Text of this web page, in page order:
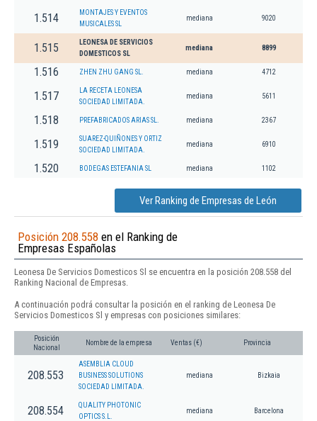
1.514
MONTAJES Y EVENTOS
MUSICALES SL
mediana 9020
1.515
LEONESA DE SERVICIOS
DOMESTICOS SL
mediana 8899
1.516 ZHEN ZHU GANG SL. mediana 4712
1.517
LA RECETA LEONESA
SOCIEDAD LIMITADA.
mediana 5611
1.518 PREFABRICADOS ARIAS SL. mediana 2367
1.519
SUAREZ-QUIÑONES Y ORTIZ
SOCIEDAD LIMITADA.
mediana 6910
1.520 BODEGAS ESTEFANIA SL mediana 1102
Ver Ranking de Empresas de León
Posición 208.558 en el Ranking de
Empresas Españolas
Leonesa De Servicios Domesticos Sl se encuentra en la posición 208.558 del
Ranking Nacional de Empresas.
A continuación podrá consultar la posición en el ranking de Leonesa De
Servicios Domesticos Sl y empresas con posiciones similares:
Posición
Nacional
Nombre de la empresa Ventas (€) Provincia
208.553
ASEMBLIA CLOUD
BUSINESS SOLUTIONS
SOCIEDAD LIMITADA.
mediana Bizkaia
208.554
QUALITY PHOTONIC
OPTICS S.L.
mediana Barcelona